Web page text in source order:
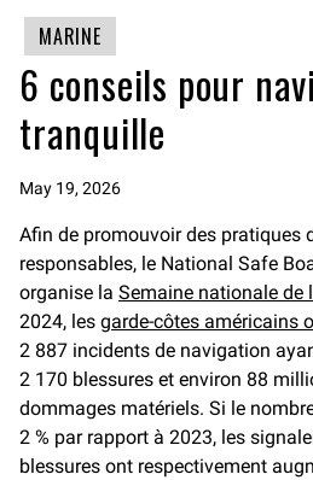
MARINE
6 conseils pour
tranquille
May 19, 2026
Afin de promouvoir des pratiques
responsables, le National Safe
organise la Semaine nationale de
2024, les garde-côtes américains
2 887 incidents de navigation
2 170 blessures et environ 88
dommages matériels. Si le
2 % par rapport à 2023, les
blessures ont respectivement